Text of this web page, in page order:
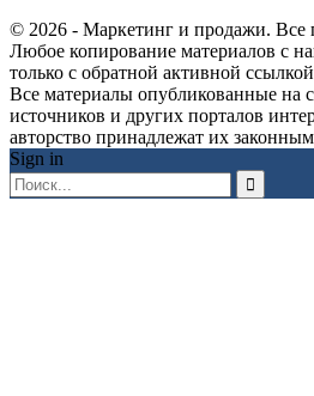
© 2026 - Маркетинг и продажи. Все
Любое копирование материалов с
только с обратной активной
Все материалы опубликованные на
источников и других порталов
авторство принадлежат их
Sign in